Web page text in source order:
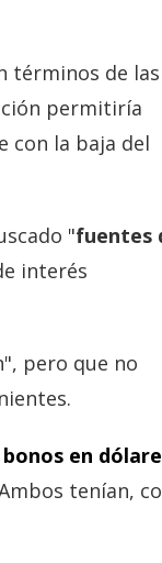
términos de las
permitiría
con la baja del
"fuentes
interés
pero que no
bonos en
tenían,